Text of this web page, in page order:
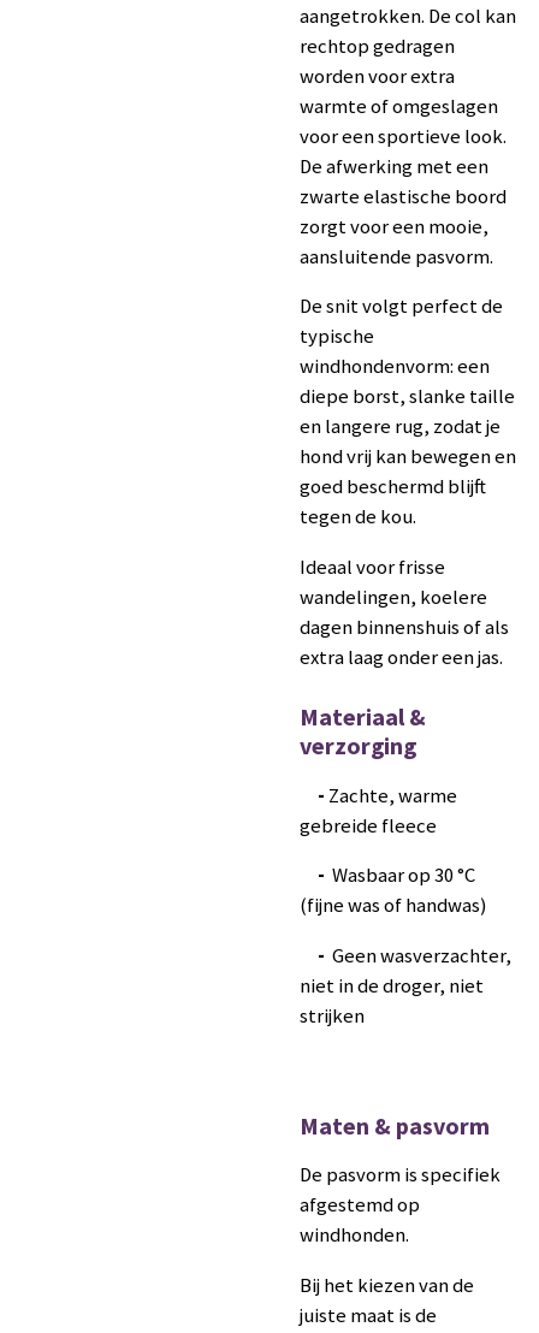
aangetrokken. De col kan
rechtop gedragen
worden voor extra
warmte of omgeslagen
voor een sportieve look.
De afwerking met een
zwarte elastische boord
zorgt voor een mooie,
aansluitende pasvorm.
De snit volgt perfect de
typische
windhondenvorm: een
diepe borst, slanke taille
en langere rug, zodat je
hond vrij kan bewegen en
goed beschermd blijft
tegen de kou.
Ideaal voor frisse
wandelingen, koelere
dagen binnenshuis of als
extra laag onder een jas.
Materiaal &
verzorging
- Zachte, warme
gebreide fleece
- Wasbaar op 30 °C
(fijne was of handwas)
- Geen wasverzachter,
niet in de droger, niet
strijken
Maten & pasvorm
De pasvorm is specifiek
afgestemd op
windhonden.
Bij het kiezen van de
juiste maat is de